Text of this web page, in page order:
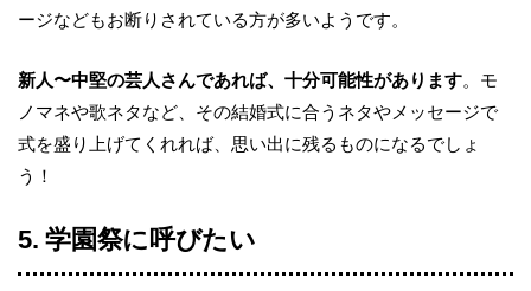
ージなどもお断りされている方が多いようです。
新人〜中堅の芸人さんであれば、十分可能性があります。モ
ノマネや歌ネタなど、その結婚式に合うネタやメッセージで
式を盛り上げてくれれば、思い出に残るものになるでしょ
う！
5. 学園祭に呼びたい